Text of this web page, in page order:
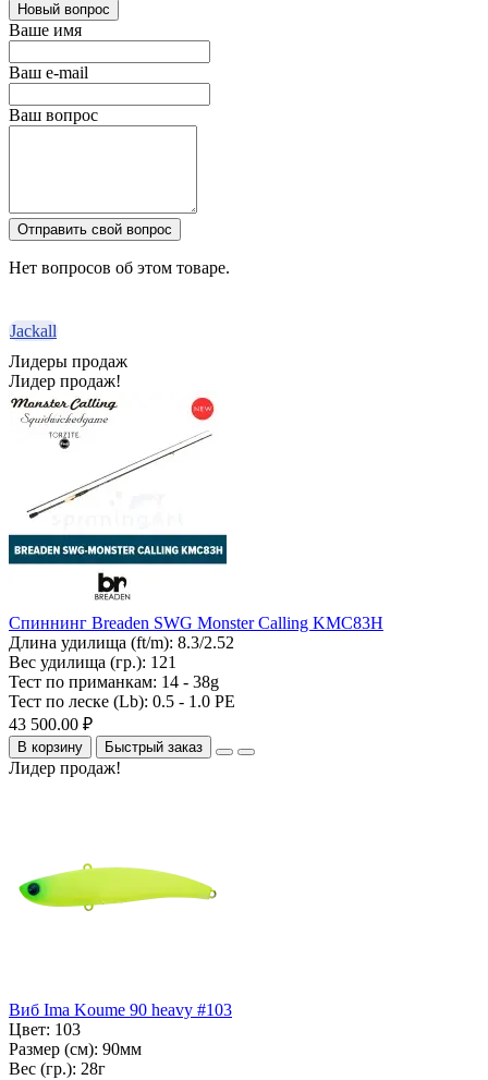
Новый вопрос
Ваше имя
Ваш e-mail
Ваш вопрос
Отправить свой вопрос
Нет вопросов об этом товаре.
Jackall
Лидеры продаж
Лидер продаж!
Спиннинг Breaden SWG Monster Calling KMC83H
Длина удилища (ft/m): 8.3/2.52
Вес удилища (гр.): 121
Тест по приманкам: 14 - 38g
Тест по леске (Lb): 0.5 - 1.0 PE
43 500.00 ₽
В корзину Быстрый заказ
Лидер продаж!
Виб Ima Koume 90 heavy #103
Цвет: 103
Размер (см): 90мм
Вес (гр.): 28г